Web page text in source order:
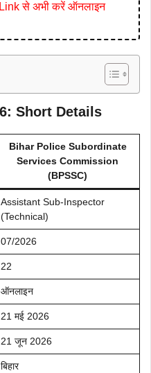
Link से अभी करें ऑनलाइन
Short Details
Bihar Police Subordinate
Services Commission
(BPSSC)
Assistant Sub-Inspector
(Technical)
07/2026
22
ऑनलाइन
21 मई 2026
21 जून 2026
बिहार